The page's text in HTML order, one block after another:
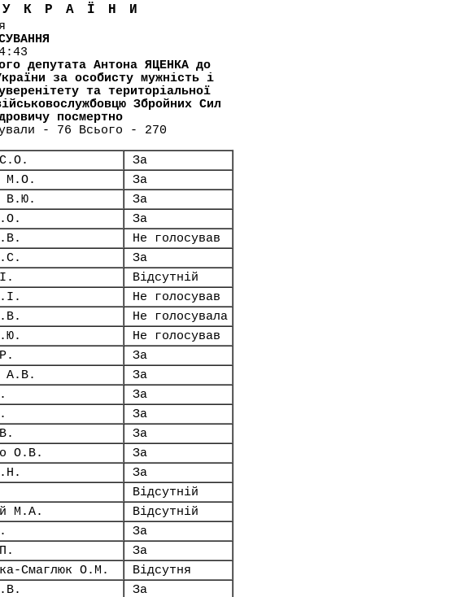
депутата Антона ЯЦЕНКА до
за особисту мужність і
та територіальної
Збройних Сил
посмертно
- 76 Всього - 270
За
М.О.
За
В.Ю.
За
За
Не голосував
За
Відсутній
Не голосував
Не голосувала
Не голосував
За
А.В.
За
За
За
За
О.В.
За
За
Відсутній
М.А.
Відсутній
За
За
Смаглюк О.М.
Відсутня
За